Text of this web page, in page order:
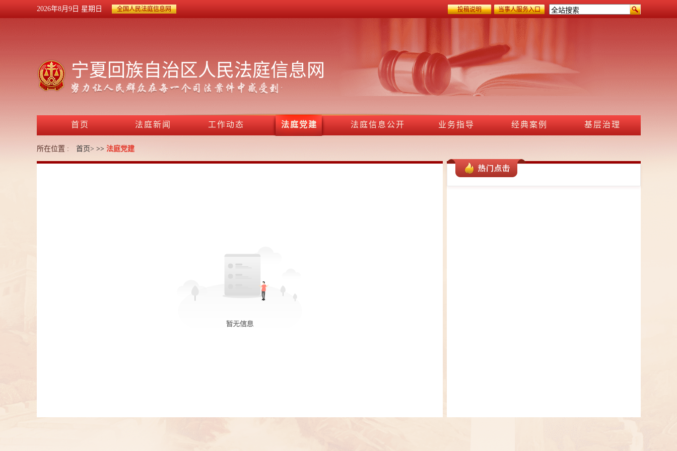
2026年8月9日 星期日 全国人民法庭信息网 投稿说明 当事人服务入口
宁夏回族自治区人民法庭信息网
首页 法庭新闻 工作动态 法庭党建 法庭信息公开 业务指导 经典案例 基层治理
所在位置 : 首页> >> 法庭党建